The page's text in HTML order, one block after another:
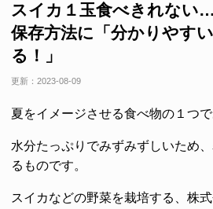
スイカ１玉食べきれな
保存方法に「分かりやす
る！」
更新： 2023-08-09
夏をイメージさせる食べ物の１つで
水分たっぷりでみずみずしいため
るものです。
スイカなどの野菜を栽培する、株